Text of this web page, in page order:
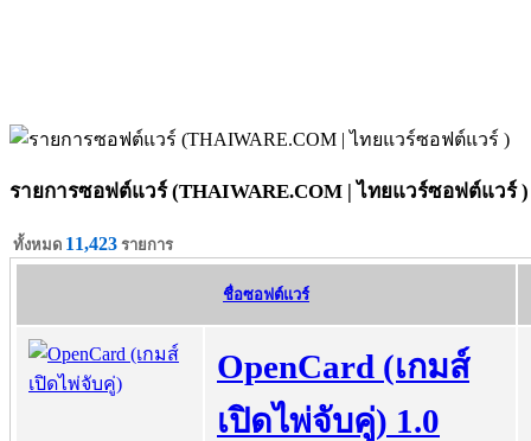
รายการซอฟต์แวร์ (THAIWARE.COM | ไทยแวร์ซอฟต์แวร์ )
ทั้งหมด 11,423 รายการ
ชื่อซอฟต์แวร์
OpenCard (เกมส์
เปิดไพ่จับคู่) 1.0